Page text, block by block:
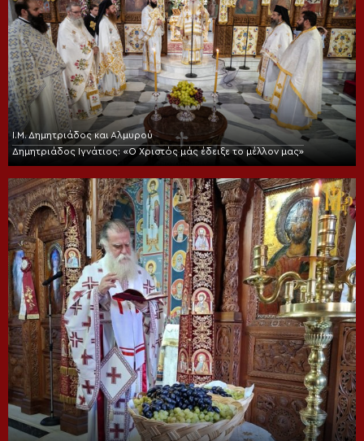
Ι.Μ. Δημητριάδος και Αλμυρού
Δημητριάδος Ιγνάτιος: «Ο Χριστός μάς έδειξε το μέλλον μας»